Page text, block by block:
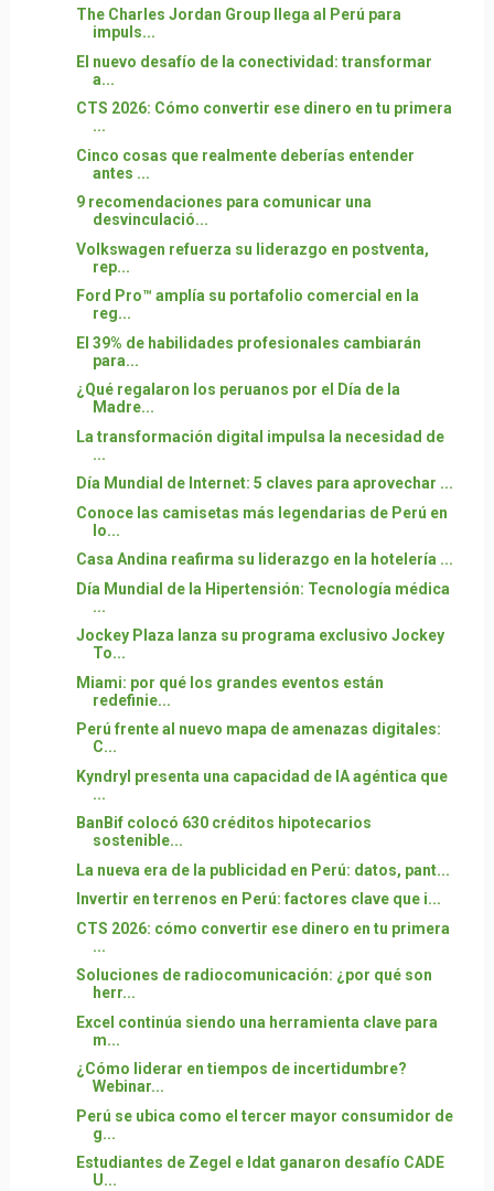
The Charles Jordan Group llega al Perú para
impuls...
El nuevo desafío de la conectividad: transformar
a...
CTS 2026: Cómo convertir ese dinero en tu primera
...
Cinco cosas que realmente deberías entender
antes ...
9 recomendaciones para comunicar una
desvinculació...
Volkswagen refuerza su liderazgo en postventa,
rep...
Ford Pro™ amplía su portafolio comercial en la
reg...
El 39% de habilidades profesionales cambiarán
para...
¿Qué regalaron los peruanos por el Día de la
Madre...
La transformación digital impulsa la necesidad de
...
Día Mundial de Internet: 5 claves para aprovechar ...
Conoce las camisetas más legendarias de Perú en
lo...
Casa Andina reafirma su liderazgo en la hotelería ...
Día Mundial de la Hipertensión: Tecnología médica
...
Jockey Plaza lanza su programa exclusivo Jockey
To...
Miami: por qué los grandes eventos están
redefinie...
Perú frente al nuevo mapa de amenazas digitales:
C...
Kyndryl presenta una capacidad de IA agéntica que
...
BanBif colocó 630 créditos hipotecarios
sostenible...
La nueva era de la publicidad en Perú: datos, pant...
Invertir en terrenos en Perú: factores clave que i...
CTS 2026: cómo convertir ese dinero en tu primera
...
Soluciones de radiocomunicación: ¿por qué son
herr...
Excel continúa siendo una herramienta clave para
m...
¿Cómo liderar en tiempos de incertidumbre?
Webinar...
Perú se ubica como el tercer mayor consumidor de
g...
Estudiantes de Zegel e Idat ganaron desafío CADE
U...